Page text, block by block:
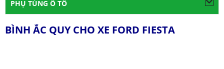
PHỤ TÙNG Ô TÔ
BÌNH ẮC QUY CHO XE FORD FIESTA